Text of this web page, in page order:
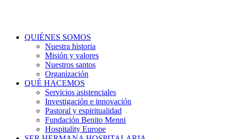
QUIÉNES SOMOS
Nuestra historia
Misión y valores
Nuestros santos
Organización
QUÉ HACEMOS
Servicios asistenciales
Investigación e innovación
Pastoral y espiritualidad
Fundación Benito Menni
Hospitality Europe